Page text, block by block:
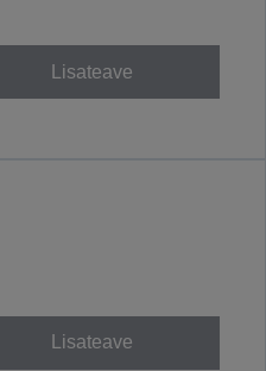
Lisateave
Lisateave